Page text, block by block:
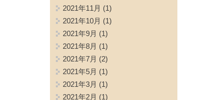
2021年11月 (1)
2021年10月 (1)
2021年9月 (1)
2021年8月 (1)
2021年7月 (2)
2021年5月 (1)
2021年3月 (1)
2021年2月 (1)